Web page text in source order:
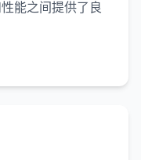
能之间提供了良